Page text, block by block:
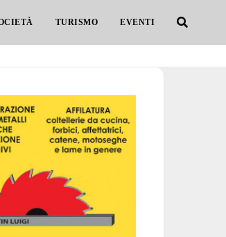
TURISMO EVENTI